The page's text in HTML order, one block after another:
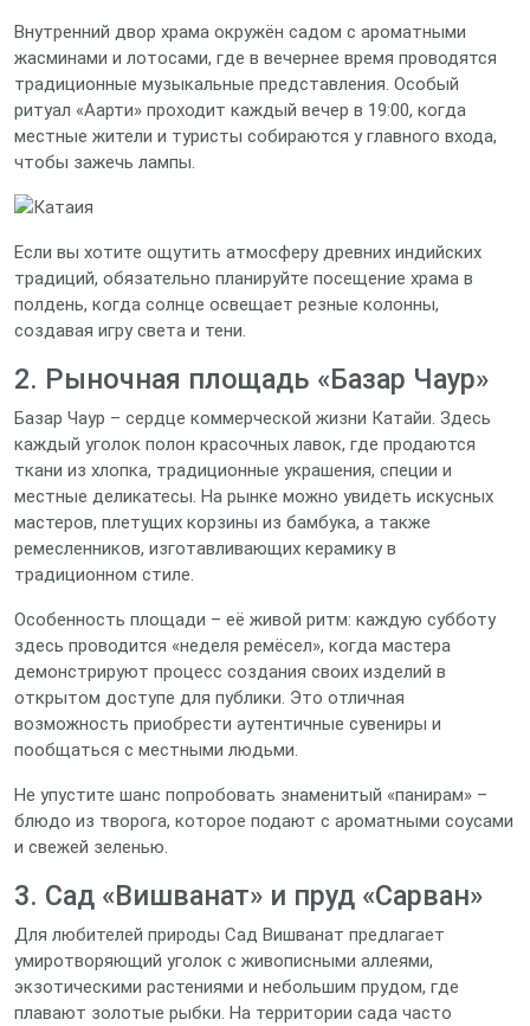
Внутренний двор храма окружён садом с ароматными
жасминами и лотосами, где в вечернее время проводятся
традиционные музыкальные представления. Особый
ритуал «Аарти» проходит каждый вечер в 19:00, когда
местные жители и туристы собираются у главного входа,
чтобы зажечь лампы.
Если вы хотите ощутить атмосферу древних индийских
традиций, обязательно планируйте посещение храма в
полдень, когда солнце освещает резные колонны,
создавая игру света и тени.
2. Рыночная площадь «Базар Чаур»
Базар Чаур – сердце коммерческой жизни Катайи. Здесь
каждый уголок полон красочных лавок, где продаются
ткани из хлопка, традиционные украшения, специи и
местные деликатесы. На рынке можно увидеть искусных
мастеров, плетущих корзины из бамбука, а также
ремесленников, изготавливающих керамику в
традиционном стиле.
Особенность площади – её живой ритм: каждую субботу
здесь проводится «неделя ремёсел», когда мастера
демонстрируют процесс создания своих изделий в
открытом доступе для публики. Это отличная
возможность приобрести аутентичные сувениры и
пообщаться с местными людьми.
Не упустите шанс попробовать знаменитый «панирам» –
блюдо из творога, которое подают с ароматными соусами
и свежей зеленью.
3. Сад «Вишванат» и пруд «Сарван»
Для любителей природы Сад Вишванат предлагает
умиротворяющий уголок с живописными аллеями,
экзотическими растениями и небольшим прудом, где
плавают золотые рыбки. На территории сада часто